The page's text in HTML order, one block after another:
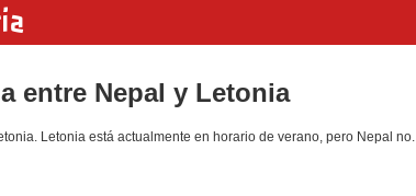
entre Nepal y Letonia
Letonia está actualmente en horario de verano, pero Nepal no.